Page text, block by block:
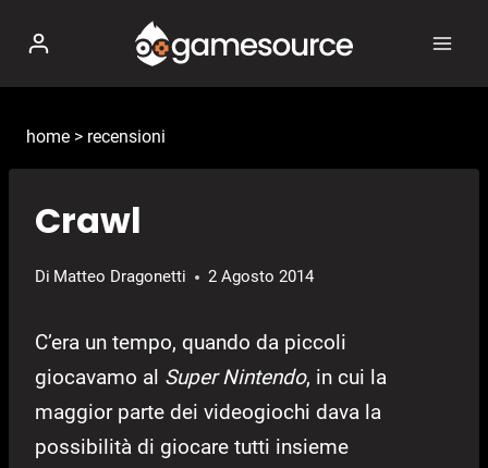
contenuto
home > recensioni
Crawl
Di Matteo Dragonetti 2 Agosto 2014
C’era un tempo, quando da piccoli
giocavamo al Super Nintendo, in cui la
maggior parte dei videogiochi dava la
possibilità di giocare tutti insieme